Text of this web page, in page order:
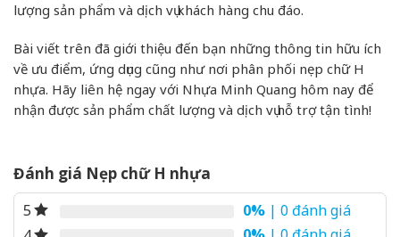
lượng sản phẩm và dịch vụ khách hàng chu đáo.
Bài viết trên đã giới thiệu đến bạn những thông tin hữu ích
về ưu điểm, ứng dụng cũng như nơi phân phối nẹp chữ H
nhựa. Hãy liên hệ ngay với Nhựa Minh Quang hôm nay để
nhận được sản phẩm chất lượng và dịch vụ hỗ trợ tận tình!
Đánh giá Nẹp chữ H nhựa
5 0% | 0 đánh giá